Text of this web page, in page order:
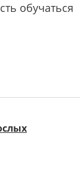
обучаться